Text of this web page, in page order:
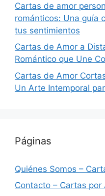
Cartas de amor
románticos: Una guía
tus sentimientos
Cartas de Amor a
Romántico que Une
Cartas de Amor
Un Arte Intemporal
Páginas
Quiénes Somos –
Contacto – Cartas por